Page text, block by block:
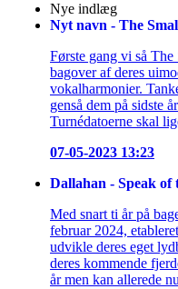
Nye indlæg
Nyt navn - The
Første gang vi så
bagover af deres
vokalharmonier.
genså dem på sidste
Turnédatoerne skal
07-05-2023 13:23
Dallahan - Speak of
Med snart ti år på
februar 2024,
udvikle deres eget
deres kommende
år men kan allerede